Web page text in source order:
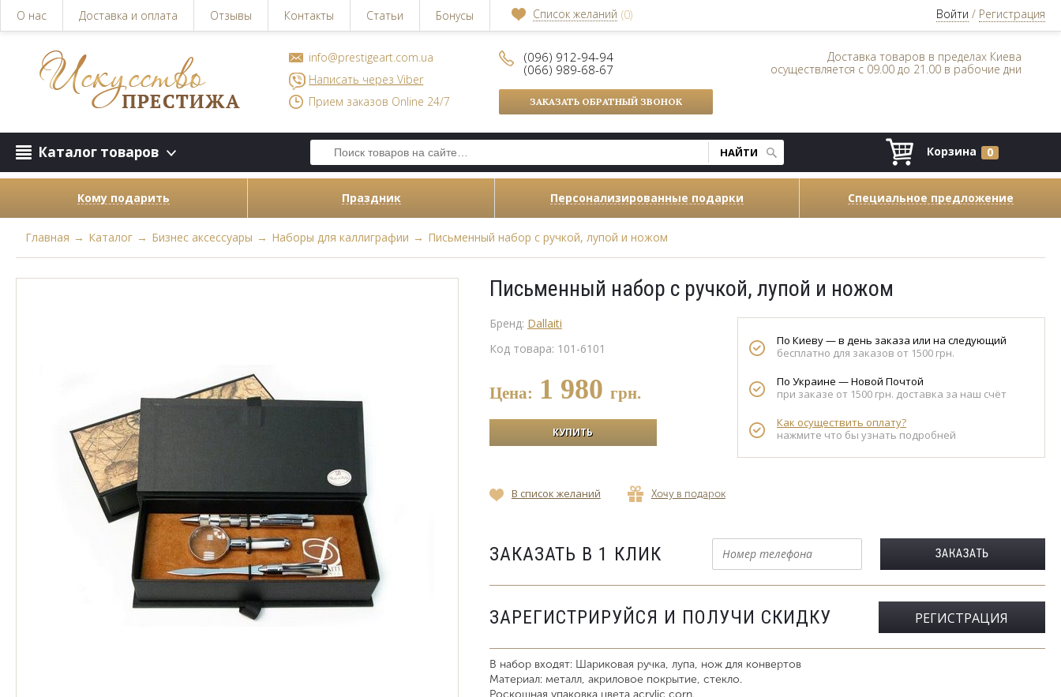
О нас Доставка и оплата Отзывы Контакты Статьи Бонусы Список желаний (0) Войти / Регистрация
info@prestigeart.com.ua
Написать через Viber
Прием заказов Online 24/7
(096) 912-94-94
(066) 989-68-67
ЗАКАЗАТЬ ОБРАТНЫЙ ЗВОНОК
Доставка товаров в пределах Киева
осуществляется с 09.00 до 21.00 в рабочие дни
Каталог товаров Корзина 0
Кому подарить Праздник Персонализированные подарки Специальное предложение
Главная → Каталог → Бизнес аксессуары → Наборы для каллиграфии → Письменный набор с ручкой, лупой и ножом
Письменный набор с ручкой, лупой и ножом
Бренд: Dallaiti
Код товара: 101-6101
Цена: 1 980 грн.
По Киеву — в день заказа или на следующий
бесплатно для заказов от 1500 грн.
По Украине — Новой Почтой
при заказе от 1500 грн. доставка за наш счёт
Как осуществить оплату?
нажмите что бы узнать подробней
В список желаний Хочу в подарок
ЗАКАЗАТЬ В 1 КЛИК
ЗАРЕГИСТРИРУЙСЯ И ПОЛУЧИ СКИДКУ РЕГИСТРАЦИЯ
В набор входят: Шариковая ручка, лупа, нож для конвертов
Материал: металл, акриловое покрытие, стекло.
Роскошная упаковка цвета acrylic corn.